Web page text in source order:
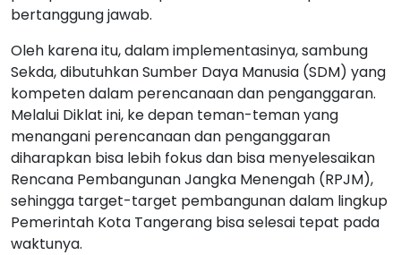
bertanggung jawab.
Oleh karena itu, dalam implementasinya, sambung
Sekda, dibutuhkan Sumber Daya Manusia (SDM) yang
kompeten dalam perencanaan dan penganggaran.
Melalui Diklat ini, ke depan teman-teman yang
menangani perencanaan dan penganggaran
diharapkan bisa lebih fokus dan bisa menyelesaikan
Rencana Pembangunan Jangka Menengah (RPJM),
sehingga target-target pembangunan dalam lingkup
Pemerintah Kota Tangerang bisa selesai tepat pada
waktunya.